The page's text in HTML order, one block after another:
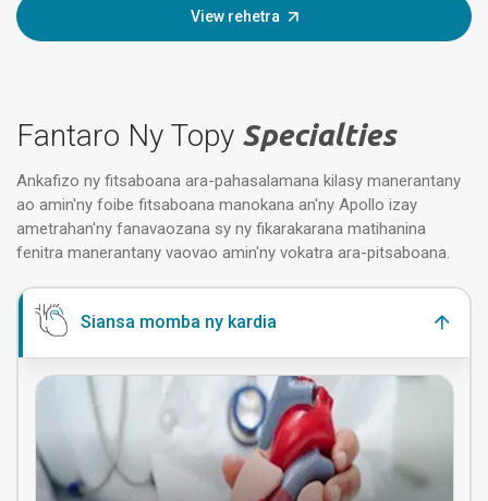
View rehetra
Fantaro Ny Topy Specialties
Ankafizo ny fitsaboana ara-pahasalamana kilasy manerantany
ao amin'ny foibe fitsaboana manokana an'ny Apollo izay
ametrahan'ny fanavaozana sy ny fikarakarana matihanina
fenitra manerantany vaovao amin'ny vokatra ara-pitsaboana.
Siansa momba ny kardia